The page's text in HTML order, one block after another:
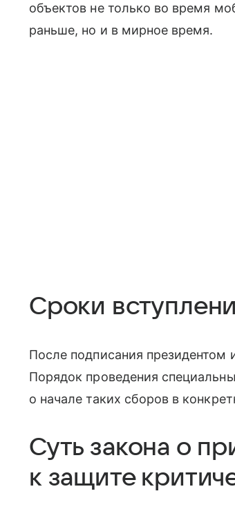
объектов не только во время
раньше, но и в мирное время.
Сроки
После подписания президентом
Порядок проведения
о начале таких сборов в
Суть закона о
к защите